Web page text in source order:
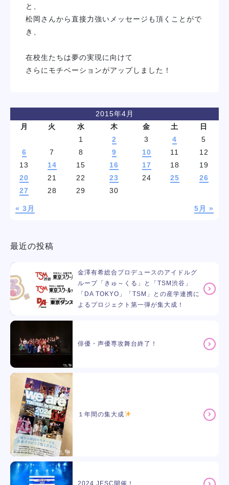
と、
松岡さんから直接力強いメッセージも頂くことがで
き、
在校生たちは夢の実現に向けて
さらにモチベーションがアップしました！
2015年4月
月
火 水 木 金 土 日
« 3月 5月 »
1 2 3 4
5
6
7 8 9 10 11
12
13
14 15 16 17 18
19
20
21 22 23 24 25
26
27
28 29 30
最近の投稿
金澤有希総合プロデュースのアイドルグ
ループ「きゅ～くる」と「TSM渋谷」
「DA TOKYO」「TSM」との産学連携に
よるプロジェクト第一弾が集大成！
俳優・声優専攻舞台終了！
１年間の集大成